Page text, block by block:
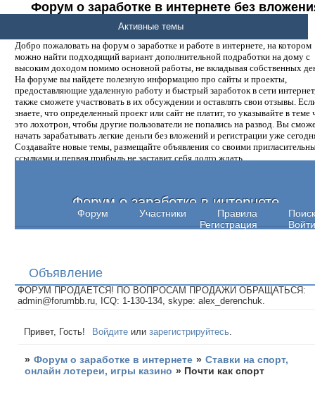
Форум о заработке в интернете без
денег.
Добро пожаловать на форум о заработке и работе в интернете, на котором
можно найти подходящий вариант дополнительной подработки на дому с
высоким доходом помимо основной работы, не вкладывая собственных
На форуме вы найдете полезную информацию про сайты и проекты,
предоставляющие удаленную работу и быстрый заработок в сети
также сможете участвовать в их обсуждении и оставлять свои отзывы.
знаете, что определенный проект или сайт не платит, то указывайте в теме
это лохотрон, чтобы другие пользователи не попались на развод. Вы
начать зарабатывать легкие деньги без вложений и регистрации уже
Создавайте новые темы, размещайте объявления со своими
ссылками и первая прибыль не заставит себя долго ждать.
Форум о заработке в интернете
Форум Участники Правила
Поиск
Регистрация
Войти
Активные темы
Объявление
ФОРУМ ПРОДАЕТСЯ! ПО ВОПРОСАМ ПРОДАЖИ ОБРАЩАТЬСЯ:
admin@forumbb.ru, ICQ: 1-130-134, skype: alex_derenchuk.
Привет, Гость! Войдите илизарегистрируйтесь
» Форум о заработке в интернете » Ставки на спорт,
онлайн лотереи, игры казино » Почти как спорт